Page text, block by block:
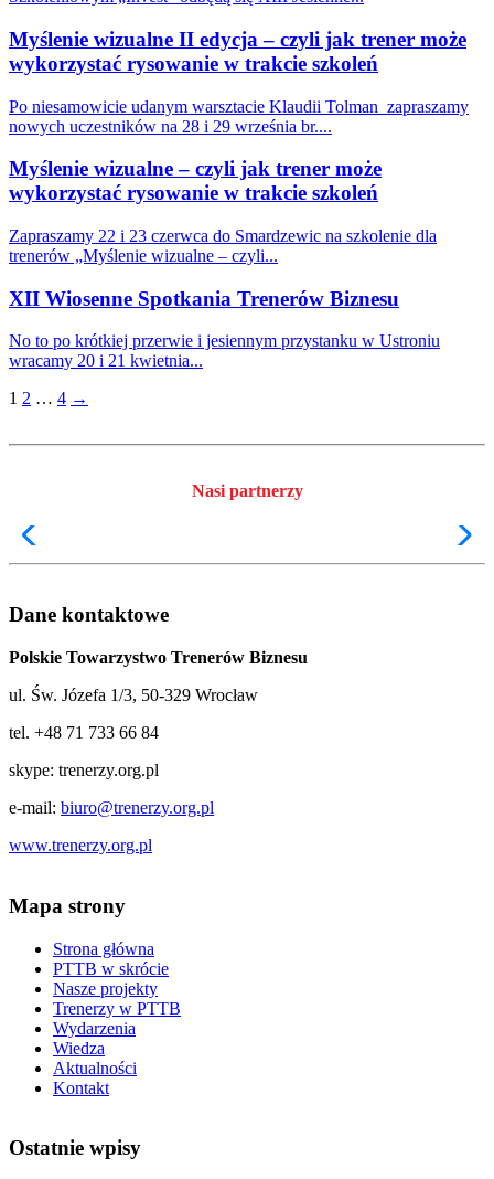
Myślenie wizualne II edycja – czyli jak trener może
wykorzystać rysowanie w trakcie szkoleń
Po niesamowicie udanym warsztacie Klaudii Tolman zapraszamy
nowych uczestników na 28 i 29 września br....
Myślenie wizualne – czyli jak trener może
wykorzystać rysowanie w trakcie szkoleń
Zapraszamy 22 i 23 czerwca do Smardzewic na szkolenie dla
trenerów „Myślenie wizualne – czyli...
XII Wiosenne Spotkania Trenerów Biznesu
No to po krótkiej przerwie i jesiennym przystanku w Ustroniu
wracamy 20 i 21 kwietnia...
Stronicowanie
1 2 … 4 →
Nasi partnerzy
Dane kontaktowe
Polskie Towarzystwo Trenerów Biznesu
ul. Św. Józefa 1/3, 50-329 Wrocław
tel. +48 71 733 66 84
skype: trenerzy.org.pl
e-mail: biuro@trenerzy.org.pl
www.trenerzy.org.pl
Mapa strony
Strona główna
PTTB w skrócie
Nasze projekty
Trenerzy w PTTB
Wydarzenia
Wiedza
Aktualności
Kontakt
Ostatnie wpisy